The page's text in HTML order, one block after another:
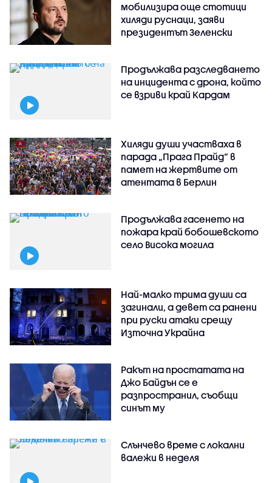
мобилизира още стотици
хиляди руснаци, заяви
президентът Зеленски
Продължава разследването
на инцидента с дрона, който
се взриви край Кардам
Хиляди души участваха в
парада „Прага Прайд“ в
памет на жертвите от
атентата в Берлин
Продължава гасенето на
пожара край бобошевското
село Висока могила
Най-малко трима души са
загинали, а девет са ранени
при руски атаки срещу
Източна Украйна
Ракът на простатата на
Джо Байдън се е
разпространил, съобщи
синът му
Слънчево време с локални
валежи в неделя